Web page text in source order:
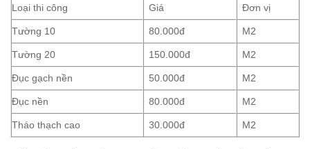
Loại thi công Giá Đơn vị
Tường 10 80.000đ M2
Tường 20 150.000đ M2
Đục gạch nền 50.000đ M2
Đục nền 80.000đ M2
Tháo thạch cao 30.000đ M2